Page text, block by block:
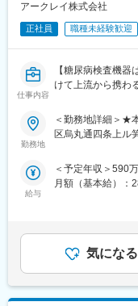
ジネスを支える役
これまでのご経験
■業務詳細：
・海外での展示会
・受発注システム
・物流/品質管理に
・海外拠点/関係
・海外市場向けの
関係者と連携しな
とが期待されるポ
複数ある業務領域
への理解を深めて
アークレイ株式会社
正社員 職種未経験歓迎
仕事内容
【糖尿病検査機
けて上流から携わ
■採用背景：
市場環境や販売課
と連携し、各拠点
アークレイの海外
を展開するグルー
動を支援しながら
ただきます。
勤務地
＜勤務地詳細＞★
区烏丸通四条上ル
定める事業所
給与
＜予定年収＞590
月額（基本給）：
の負担は御座いま
身）、25万（家
なります。賃金は
下する可能性があ
す。
気になる